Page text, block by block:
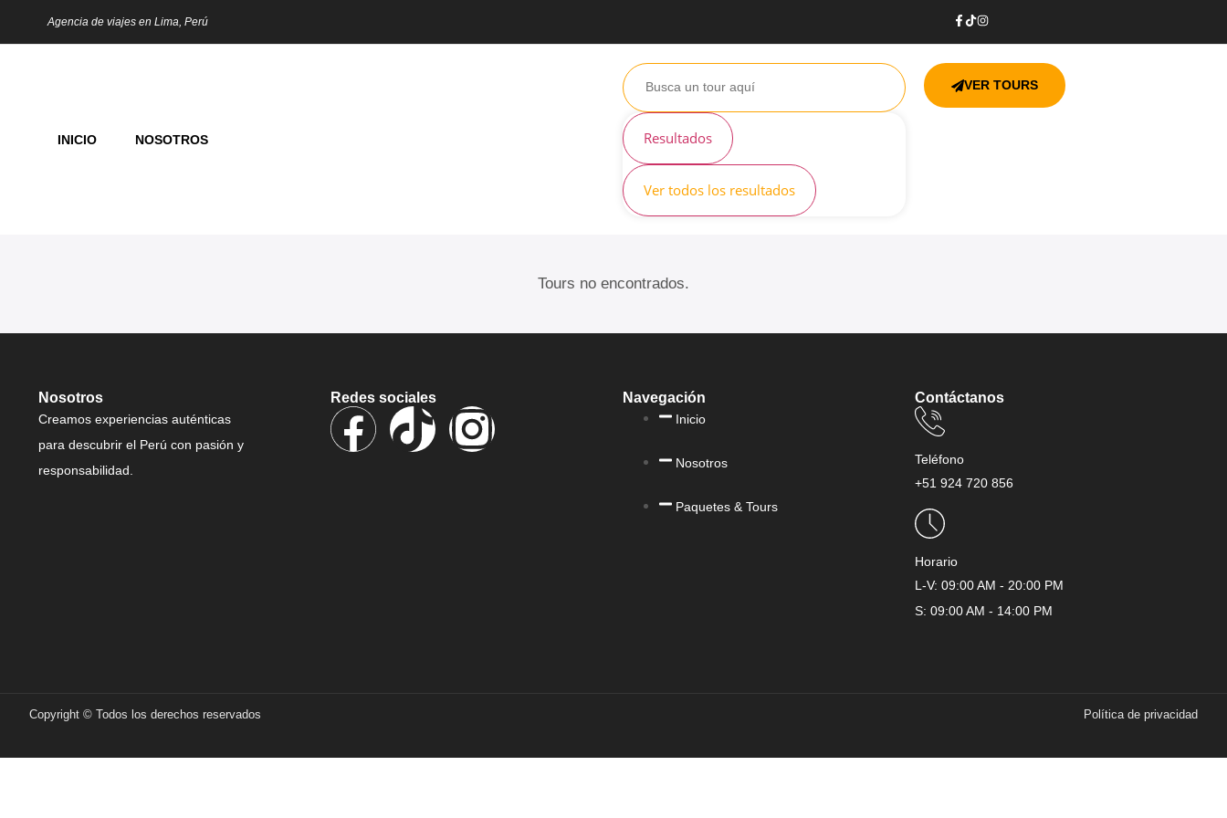
Agencia de viajes en Lima, Perú
INICIO NOSOTROS Resultados
Ver todos los resultados
VER TOURS
Tours no encontrados.
Nosotros
Creamos experiencias auténticas
para descubrir el Perú con pasión y
responsabilidad.
Redes sociales Navegación
Inicio
Nosotros
Paquetes & Tours
Contáctanos
Teléfono
+51 924 720 856
Horario
L-V: 09:00 AM - 20:00 PM
S: 09:00 AM - 14:00 PM
Copyright © Todos los derechos reservados Política de privacidad